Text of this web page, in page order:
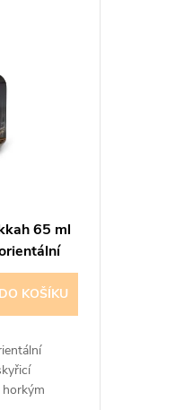
65 ml
DO KOŠÍKU
horkým